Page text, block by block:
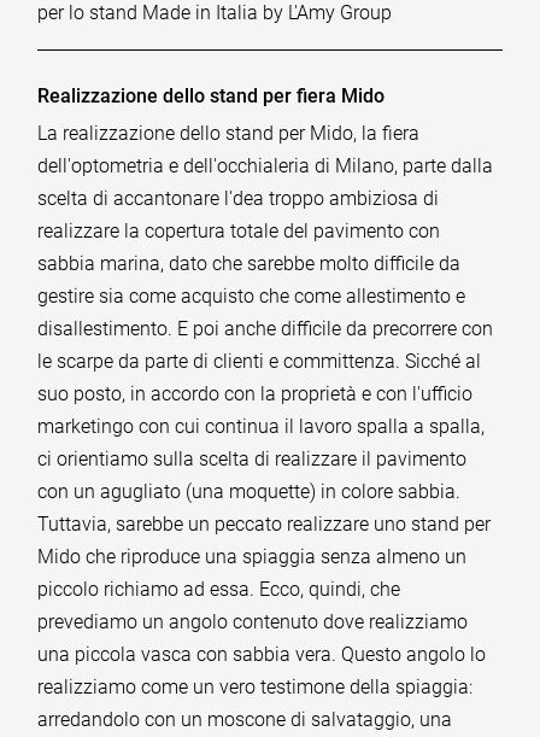
per lo stand Made in Italia by L'Amy Group
Realizzazione dello stand per fiera Mido
La realizzazione dello stand per Mido, la fiera
dell'optometria e dell'occhialeria di Milano, parte dalla
scelta di accantonare l'dea troppo ambiziosa di
realizzare la copertura totale del pavimento con
sabbia marina, dato che sarebbe molto difficile da
gestire sia come acquisto che come allestimento e
disallestimento. E poi anche difficile da precorrere con
le scarpe da parte di clienti e committenza. Sicché al
suo posto, in accordo con la proprietà e con l'ufficio
marketingo con cui continua il lavoro spalla a spalla,
ci orientiamo sulla scelta di realizzare il pavimento
con un agugliato (una moquette) in colore sabbia.
Tuttavia, sarebbe un peccato realizzare uno stand per
Mido che riproduce una spiaggia senza almeno un
piccolo richiamo ad essa. Ecco, quindi, che
prevediamo un angolo contenuto dove realizziamo
una piccola vasca con sabbia vera. Questo angolo lo
realizziamo come un vero testimone della spiaggia:
arredandolo con un moscone di salvataggio, una